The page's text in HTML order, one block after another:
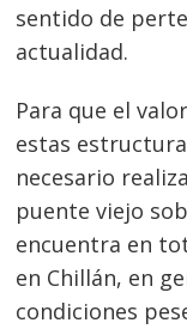
sentido de
actualidad.
Para que el
estas
necesario
puente viejo
encuentra en
en Chillán, en
condiciones